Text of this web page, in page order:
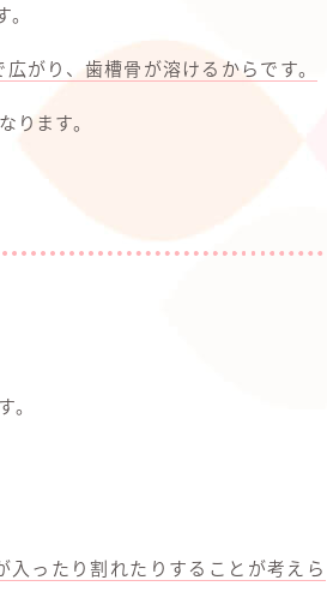
がり、歯槽骨が溶けるからです。
ます。
ったり割れたりすることが考えら